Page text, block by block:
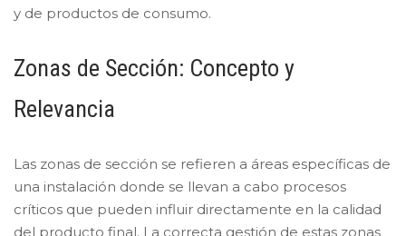
y de productos de consumo.
Zonas de Sección: Concepto y
Relevancia
Las zonas de sección se refieren a áreas específicas de
una instalación donde se llevan a cabo procesos
críticos que pueden influir directamente en la calidad
del producto final. La correcta gestión de estas zonas